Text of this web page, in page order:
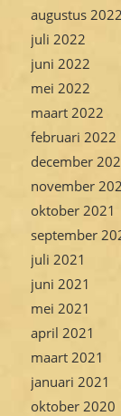
augustus 2022
juli 2022
juni 2022
mei 2022
maart 2022
februari 2022
december
november
oktober 2021
september
juli 2021
juni 2021
mei 2021
april 2021
maart 2021
januari 2021
oktober 2020